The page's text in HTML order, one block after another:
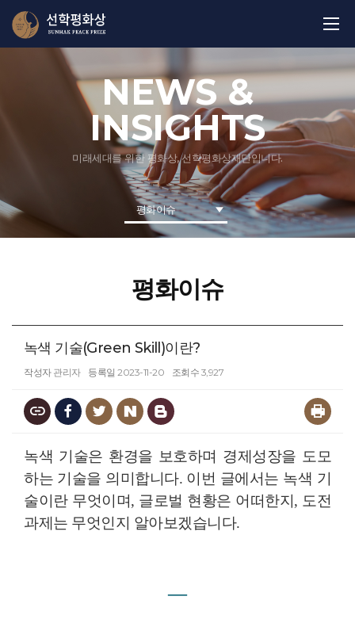
NEWS &
INSIGHTS
미래세대를 위한 평화상, 선학평화상재단입니다.
평화이슈
평화이슈
녹색 기술(Green Skill)이란?
작성자 관리자 등록일 2023-11-20 조회수 3,927
녹색 기술은 환경을 보호하며 경제성장을 도모
하는 기술을 의미합니다. 이번 글에서는 녹색 기
술이란 무엇이며, 글로벌 현황은 어떠한지, 도전
과제는 무엇인지 알아보겠습니다.
―